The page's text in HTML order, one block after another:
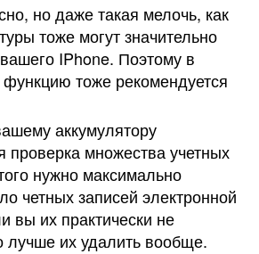
но даже такая мелочь, как
тоже могут значительно
IPhone. Поэтому в
функцию тоже рекомендуется
аккумулятору
проверка множества учетных
нужно максимально
четных записей электронной
вы их практически не
лучше их удалить вообще.